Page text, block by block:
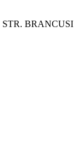
STR. BRANCUSI